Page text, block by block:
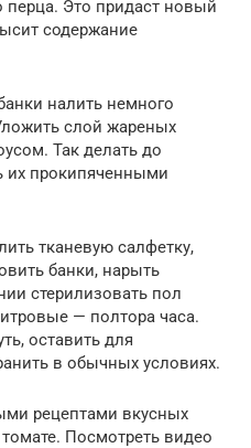
перца. Это придаст новый
содержание
налить немного
слой жареных
Так делать до
их прокипяченными
тканевую салфетку,
банки, нарыть
стерилизовать пол
— полтора часа.
оставить для
в обычных условиях.
рецептами вкусных
Посмотреть видео